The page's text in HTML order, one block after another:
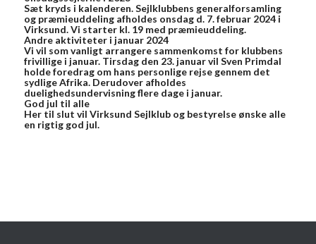
Sæt kryds i kalenderen. Sejlklubbens generalforsamling
og præmieuddeling afholdes onsdag d. 7. februar 2024 i
Virksund. Vi starter kl. 19 med præmieuddeling.
Andre aktiviteter i januar 2024
Vi vil som vanligt arrangere sammenkomst for klubbens
frivillige i januar. Tirsdag den 23. januar vil Sven Primdal
holde foredrag om hans personlige rejse gennem det
sydlige Afrika. Derudover afholdes
duelighedsundervisning flere dage i januar.
God jul til alle
Her til slut vil Virksund Sejlklub og bestyrelse ønske alle
en rigtig god jul.